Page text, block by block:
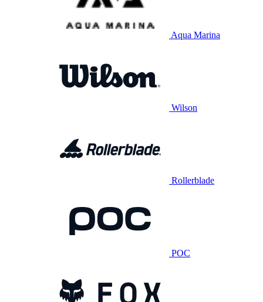
Aqua Marina
Wilson
Rollerblade
POC